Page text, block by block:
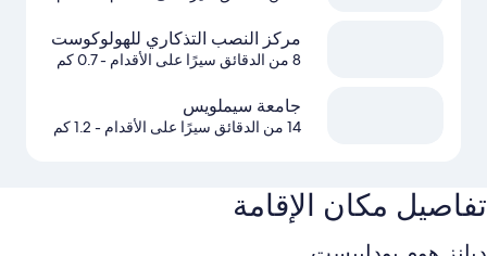
مركز النصب التذكاري للهولوكوست
8 من الدقائق سيرًا على الأقدام - 0.7 كم
جامعة سيملويس
14 من الدقائق سيرًا على الأقدام - 1.2 كم
تفاصيل مكان الإقامة